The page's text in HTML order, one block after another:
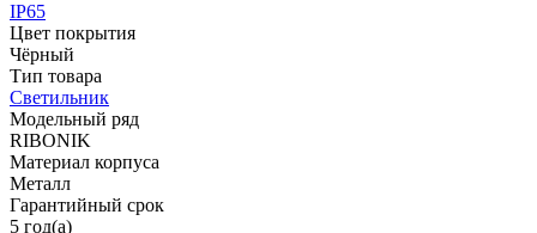
IP65
Цвет покрытия
Чёрный
Тип товара
Светильник
Модельный ряд
RIBONIK
Материал корпуса
Металл
Гарантийный срок
5 год(а)